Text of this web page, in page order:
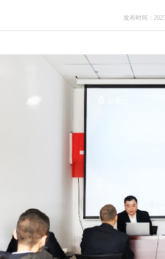
发布时间：